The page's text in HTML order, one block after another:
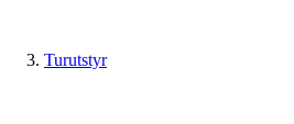
Turutstyr